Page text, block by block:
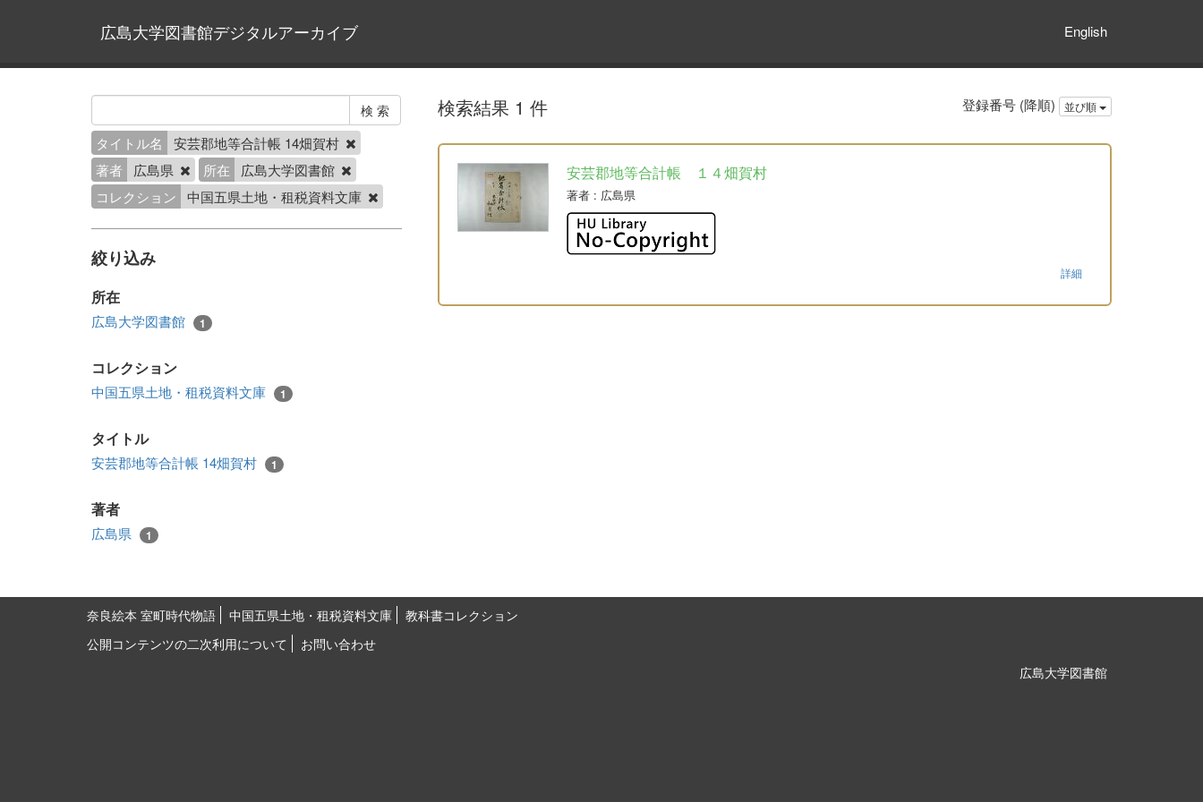
広島大学図書館デジタルアーカイブ English
タイトル名
安芸郡地等合計帳 14畑賀村
著者
広島県 所在
広島大学図書館
コレクション
中国五県土地・租税資料文庫
絞り込み
所在
広島大学図書館 1
コレクション
中国五県土地・租税資料文庫 1
タイトル
安芸郡地等合計帳 14畑賀村 1
著者
広島県 1
検索結果 1 件 登録番号 (降順) 並び順
安芸郡地等合計帳 １４畑賀村
著者: 広島県
詳細
奈良絵本 室町時代物語 中国五県土地・租税資料文庫
教科書コレクション
公開コンテンツの二次利用について
お問い合わせ
広島大学図書館